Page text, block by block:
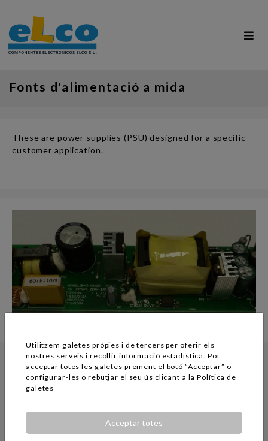
Fonts d'alimentació a mida
These are power supplies (PSU) designed for a specific
customer application.
ENG ELECTRIC
Utilitzem galetes pròpies i de tercers per oferir els
nostres serveis i recollir informació estadística. Pot
acceptar totes les galetes prement el botó ”Acceptar” o
configurar-les o rebutjar el seu ús clicant a laPolítica de
galetes
Acceptar totes